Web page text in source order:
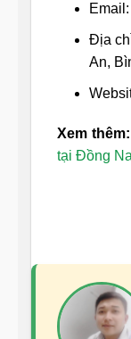
Email:
Địa
An,
Xem thêm:
tại Đồng